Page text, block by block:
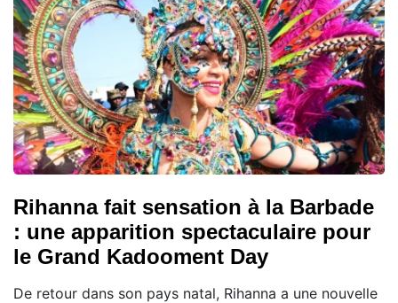
Rihanna fait sensation à la Barbade
: une apparition spectaculaire pour
le Grand Kadooment Day
De retour dans son pays natal, Rihanna a une nouvelle